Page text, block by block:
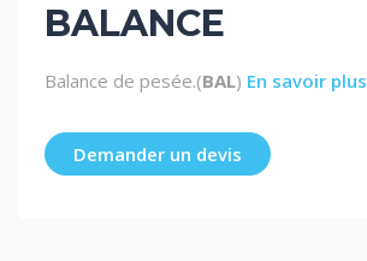
BALANCE
Balance de pesée.(BAL) En savoir plus
Demander un devis